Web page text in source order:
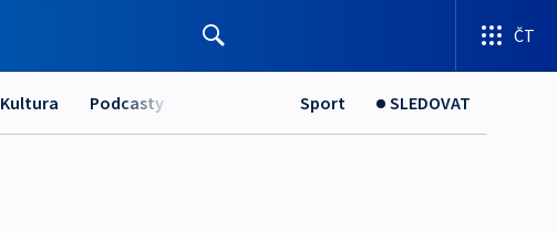
ČT
Kultura Podcasty Sport SLEDOVAT